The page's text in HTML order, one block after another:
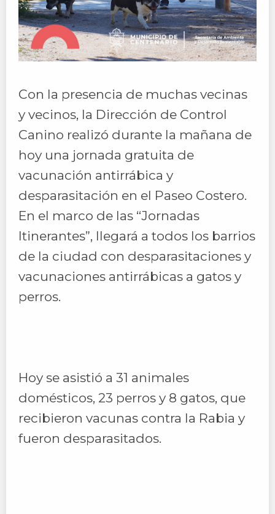
Con la presencia de muchas vecinas
y vecinos, la Dirección de Control
Canino realizó durante la mañana de
hoy una jornada gratuita de
vacunación antirrábica y
desparasitación en el Paseo Costero.
En el marco de las “Jornadas
Itinerantes”, llegará a todos los barrios
de la ciudad con desparasitaciones y
vacunaciones antirrábicas a gatos y
perros.
Hoy se asistió a 31 animales
domésticos, 23 perros y 8 gatos, que
recibieron vacunas contra la Rabia y
fueron desparasitados.